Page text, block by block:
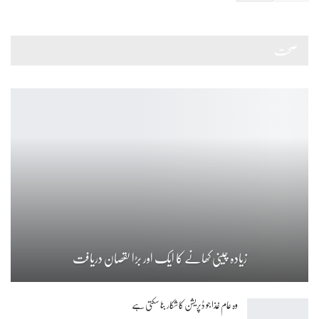
زیادہ چینی کھانے کا ایک اور بڑا نقصان دریافت
وہ عام غذا جو ڈپریشن کا شکار بنا سکتی ہے